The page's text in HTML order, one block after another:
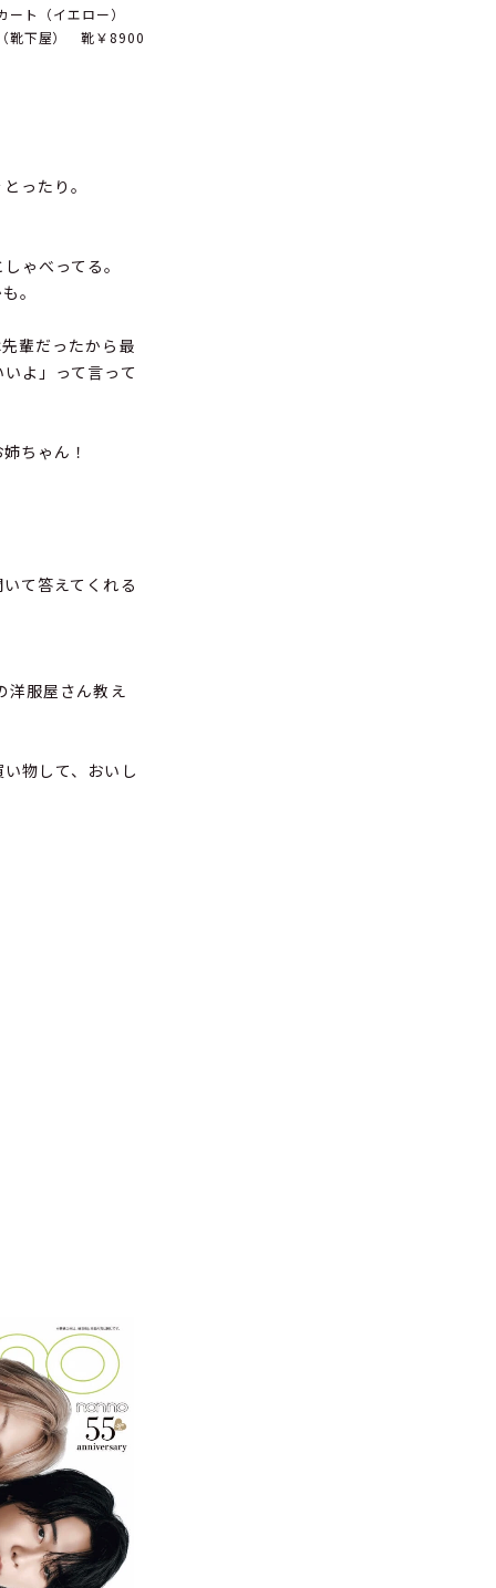
ト（イエロー）
靴下屋） 靴￥8900
ったり。
ゃべってる。
。
輩だったから最
よ」って言って
ちゃん！
て答えてくれる
服屋さん教え
物して、おいし